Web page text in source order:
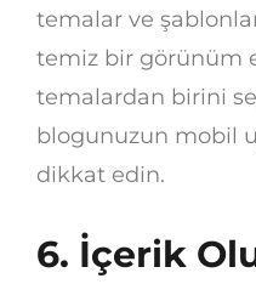
temalar ve
temiz bir görünüm
temalardan birini
blogunuzun mobil
dikkat edin.
6. İçerik